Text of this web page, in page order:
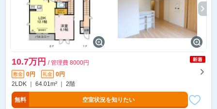
10.7万円 / 管理費 8000円
敷金 0円 礼金
0円
2LDK ｜ 64.01m² ｜ 2階
無料 空室状況を知りたい